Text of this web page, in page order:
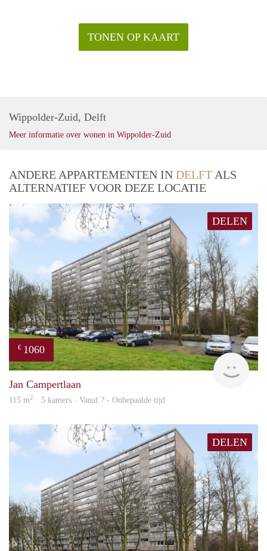
TONEN OP KAART
Wippolder-Zuid, Delft
Meer informatie over wonen in Wippolder-Zuid
ANDERE APPARTEMENTEN IN DELFT ALS
ALTERNATIEF VOOR DEZE LOCATIE
DELEN
€ 1060
Jan Campertlaan
115 m2 · 5 kamers · Vanaf ? - Onbepaalde tijd
DELEN